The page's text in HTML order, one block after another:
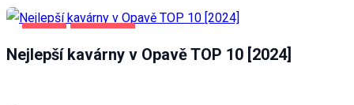
Nejlepší kavárny v Opavě TOP 10 [2024]